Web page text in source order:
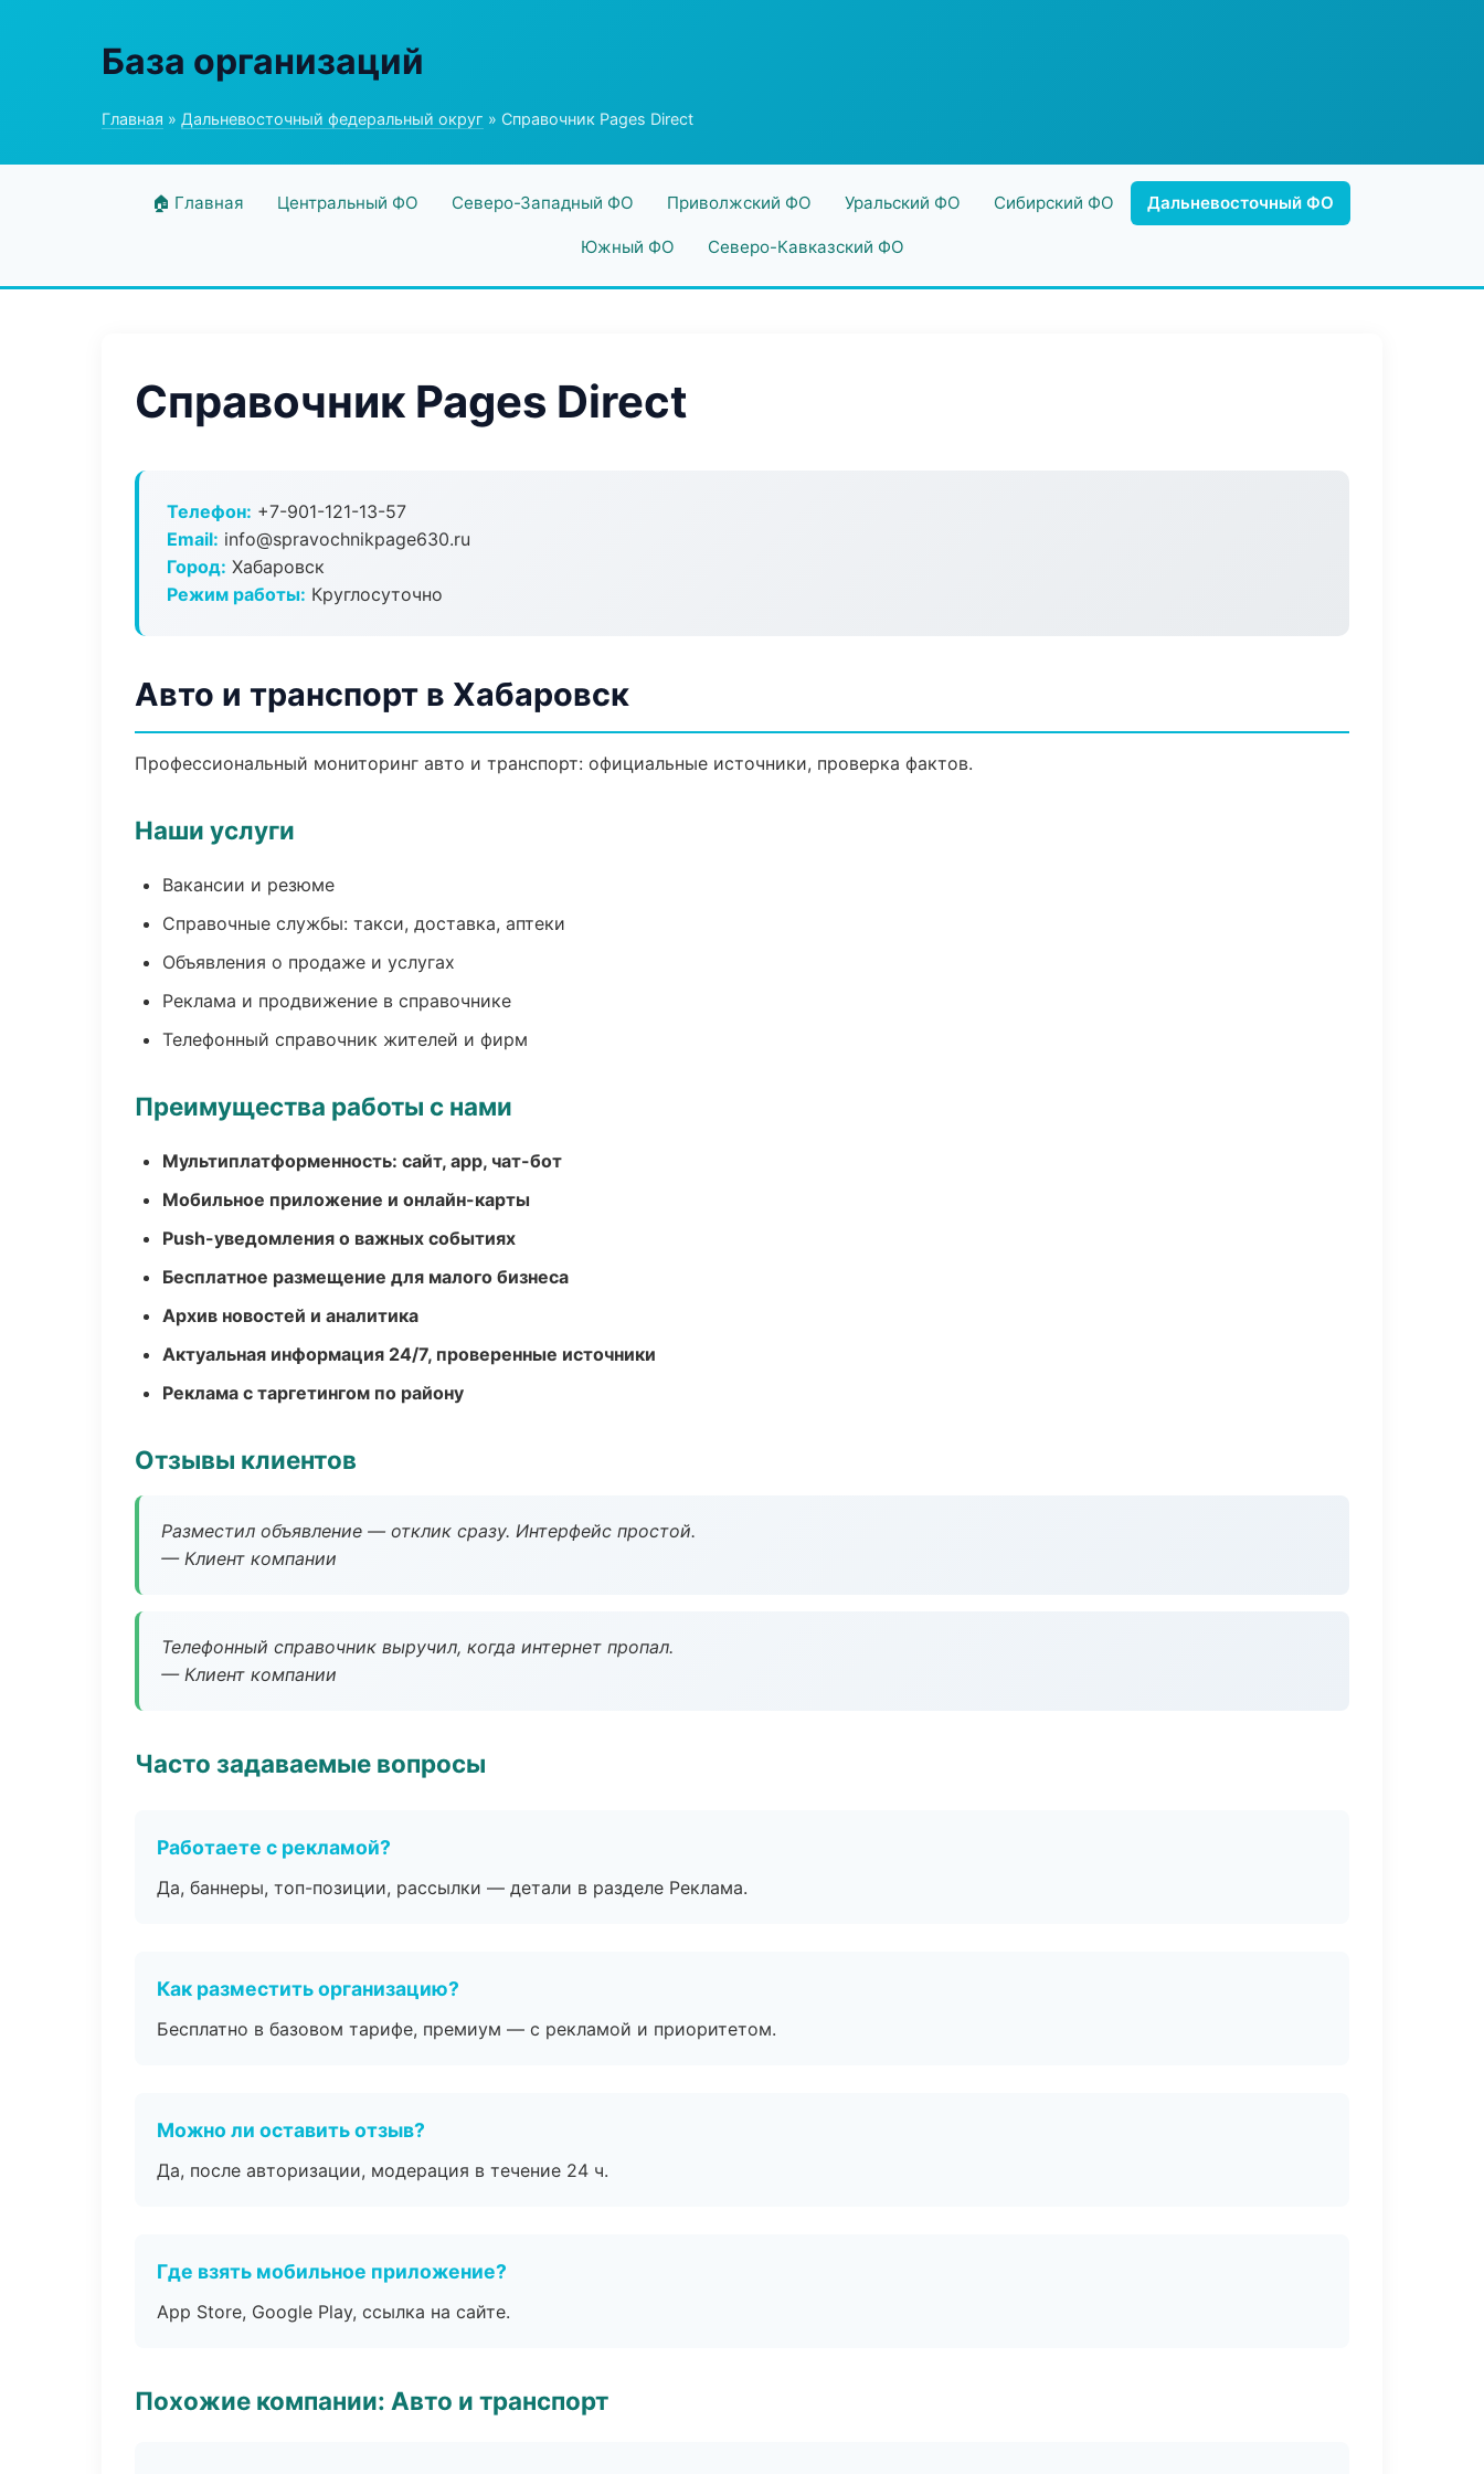
База организаций
Главная » Дальневосточный федеральный округ » Справочник Pages Direct
🏠 Главная Центральный ФО Северо-Западный ФО Приволжский ФО Уральский ФО Сибирский ФО Дальневосточный ФО
Южный ФО Северо-Кавказский ФО
Справочник Pages Direct
Телефон: +7-901-121-13-57
Email: info@spravochnikpage630.ru
Город: Хабаровск
Режим работы: Круглосуточно
Авто и транспорт в Хабаровск
Профессиональный мониторинг авто и транспорт: официальные источники, проверка фактов.
Наши услуги
Вакансии и резюме
Справочные службы: такси, доставка, аптеки
Объявления о продаже и услугах
Реклама и продвижение в справочнике
Телефонный справочник жителей и фирм
Преимущества работы с нами
Мультиплатформенность: сайт, app, чат-бот
Мобильное приложение и онлайн-карты
Push-уведомления о важных событиях
Бесплатное размещение для малого бизнеса
Архив новостей и аналитика
Актуальная информация 24/7, проверенные источники
Реклама с таргетингом по району
Отзывы клиентов
Разместил объявление — отклик сразу. Интерфейс простой.
— Клиент компании
Телефонный справочник выручил, когда интернет пропал.
— Клиент компании
Часто задаваемые вопросы
Работаете с рекламой?
Да, баннеры, топ-позиции, рассылки — детали в разделе Реклама.
Как разместить организацию?
Бесплатно в базовом тарифе, премиум — с рекламой и приоритетом.
Можно ли оставить отзыв?
Да, после авторизации, модерация в течение 24 ч.
Где взять мобильное приложение?
App Store, Google Play, ссылка на сайте.
Похожие компании: Авто и транспорт